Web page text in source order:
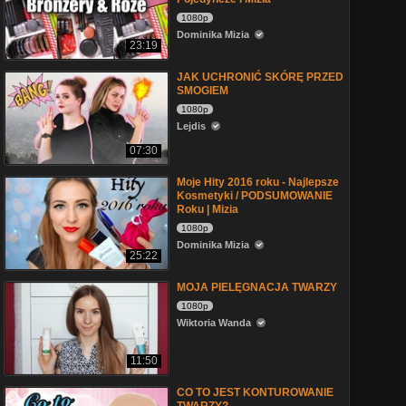
23:19
1080p
Dominika Mizia
07:30
JAK UCHRONIĆ SKÓRĘ PRZED
SMOGIEM
1080p
Lejdis
25:22
Moje Hity 2016 roku - Najlepsze
Kosmetyki / PODSUMOWANIE
Roku | Mizia
1080p
Dominika Mizia
11:50
MOJA PIELĘGNACJA TWARZY
1080p
Wiktoria Wanda
CO TO JEST KONTUROWANIE